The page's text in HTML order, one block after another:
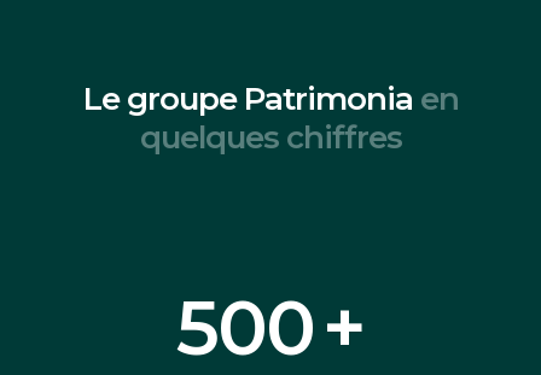
Le groupe Patrimonia en
quelques chiffres
500+